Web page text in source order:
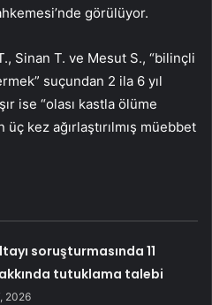
görülüyor.
Sinan T. ve Mesut S., “bilinçli
suçundan 2 ila 6 yıl
ise “olası kastla ölüme
kez ağırlaştırılmış müebbet
soruşturmasında 11
tutuklama talebi
2026